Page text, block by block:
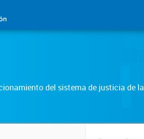
del sistema de justicia de la